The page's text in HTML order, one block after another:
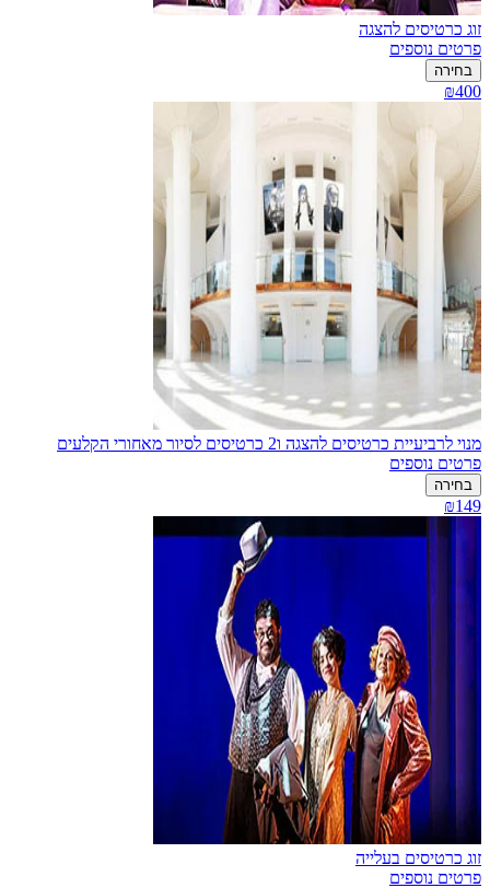
זוג כרטיסים להצגה
פרטים נוספים
בחירה
₪400
מנוי לרביעיית כרטיסים להצגה ו2 כרטיסים לסיור מאחורי הקלעים
פרטים נוספים
בחירה
₪149
זוג כרטיסים בעלייה
פרטים נוספים